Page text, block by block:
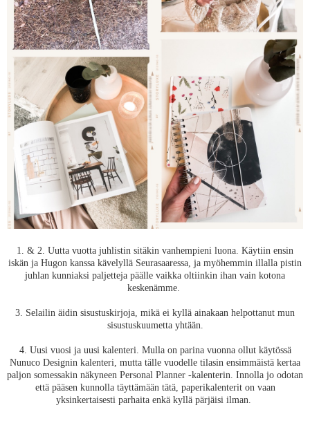
1. & 2. Uutta vuotta juhlistin sitäkin vanhempieni luona. Käytiin ensin
iskän ja Hugon kanssa kävelyllä Seurasaaressa, ja myöhemmin illalla pistin
juhlan kunniaksi paljetteja päälle vaikka oltiinkin ihan vain kotona
keskenämme.
3. Selailin äidin sisustuskirjoja, mikä ei kyllä ainakaan helpottanut mun
sisustuskuumetta yhtään.
4. Uusi vuosi ja uusi kalenteri. Mulla on parina vuonna ollut käytössä
Nunuco Designin kalenteri, mutta tälle vuodelle tilasin ensimmäistä kertaa
paljon somessakin näkyneen Personal Planner -kalenterin. Innolla jo odotan
että pääsen kunnolla täyttämään tätä, paperikalenterit on vaan
yksinkertaisesti parhaita enkä kyllä pärjäisi ilman.